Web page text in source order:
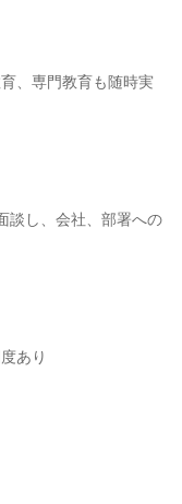
、専門教育も随時実
談し、会社、部署への